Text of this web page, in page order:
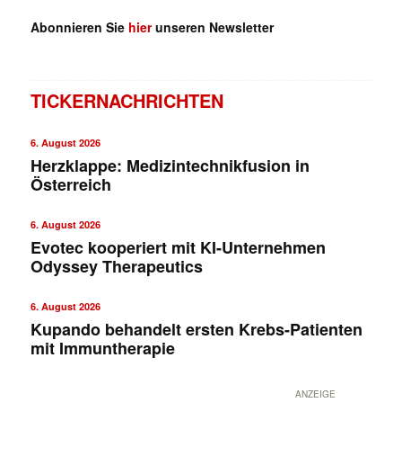
Abonnieren Sie hierunseren Newsletter
TICKERNACHRICHTEN
6. August 2026
Herzklappe: Medizintechnikfusion in
Österreich
6. August 2026
Evotec kooperiert mit KI-Unternehmen
Odyssey Therapeutics
6. August 2026
Kupando behandelt ersten Krebs-Patienten
mit Immuntherapie
ANZEIGE